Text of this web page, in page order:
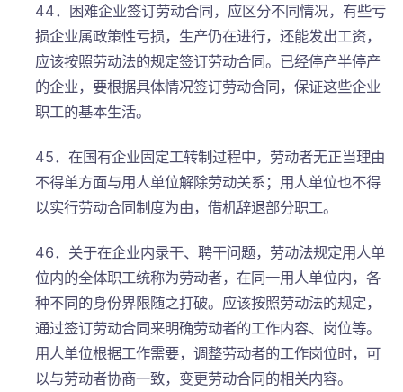
44．困难企业签订劳动合同，应区分不同情况，有些亏
损企业属政策性亏损，生产仍在进行，还能发出工资，
应该按照劳动法的规定签订劳动合同。已经停产半停产
的企业，要根据具体情况签订劳动合同，保证这些企业
职工的基本生活。
45．在国有企业固定工转制过程中，劳动者无正当理由
不得单方面与用人单位解除劳动关系；用人单位也不得
以实行劳动合同制度为由，借机辞退部分职工。
46．关于在企业内录干、聘干问题，劳动法规定用人单
位内的全体职工统称为劳动者，在同一用人单位内，各
种不同的身份界限随之打破。应该按照劳动法的规定，
通过签订劳动合同来明确劳动者的工作内容、岗位等。
用人单位根据工作需要，调整劳动者的工作岗位时，可
以与劳动者协商一致，变更劳动合同的相关内容。